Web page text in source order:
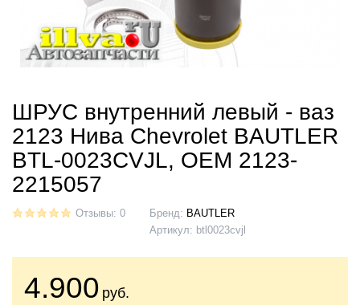
ШРУС внутренний левый - ваз
2123 Нива Chevrolet BAUTLER
BTL-0023CVJL, OEM 2123-
2215057
Отзывы: 0 Бренд: BAUTLER
Артикул: btl0023cvjl
4.900 руб.